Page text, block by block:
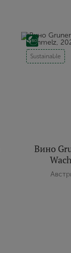
Sustainable
Вино